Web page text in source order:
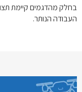
בחלק מהדגמים קיימת
העבודה הנותר.